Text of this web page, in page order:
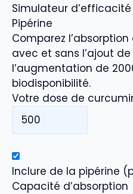
Simulateur d’efficacité
Pipérine
Comparez
avec et sans l’ajout
l’augmentation de
biodisponibilité.
Votre dose de
Inclure de la pipérine
Capacité d’absorption